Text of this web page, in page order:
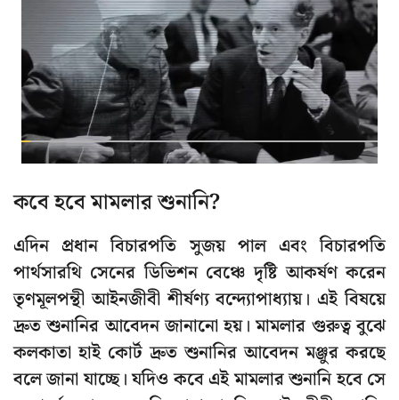
কবে হবে মামলার শুনানি?
এদিন প্রধান বিচারপতি সুজয় পাল এবং বিচারপতি
পার্থসারথি সেনের ডিভিশন বেঞ্চে দৃষ্টি আকর্ষণ করেন
তৃণমূলপন্থী আইনজীবী শীর্ষণ্য বন্দ্যোপাধ্যায়। এই বিষয়ে
দ্রুত শুনানির আবেদন জানানো হয়। মামলার গুরুত্ব বুঝে
কলকাতা হাই কোর্ট দ্রুত শুনানির আবেদন মঞ্জুর করছে
বলে জানা যাচ্ছে। যদিও কবে এই মামলার শুনানি হবে সে